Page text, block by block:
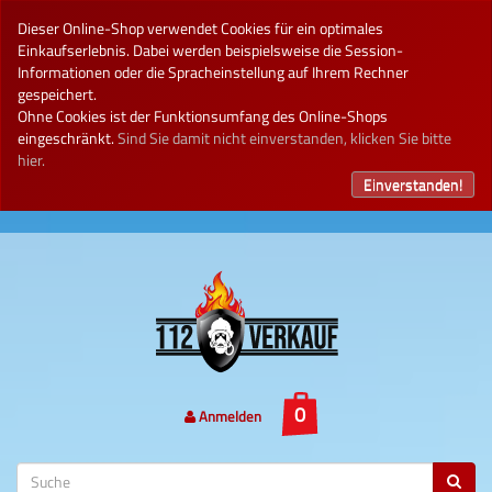
Dieser Online-Shop verwendet Cookies für ein optimales
Einkaufserlebnis. Dabei werden beispielsweise die Session-
Informationen oder die Spracheinstellung auf Ihrem Rechner
gespeichert.
Ohne Cookies ist der Funktionsumfang des Online-Shops
eingeschränkt.Sind Sie damit nicht einverstanden, klicken Sie bitte
hier.
Einverstanden!
Anmelden